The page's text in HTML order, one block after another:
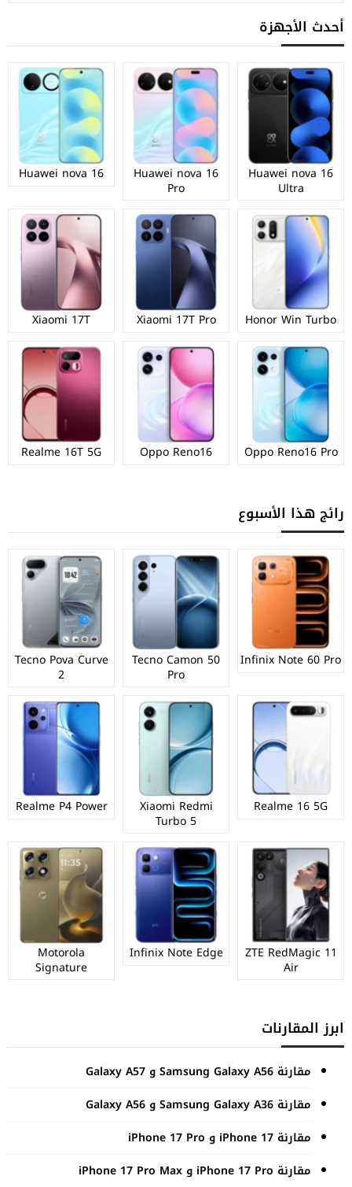
أحدث الأجهزة
Huawei nova 16
Ultra
Huawei nova 16
Pro
Huawei nova 16
Honor Win Turbo
Xiaomi 17T Pro
Xiaomi 17T
Oppo Reno16 Pro
Oppo Reno16
Realme 16T 5G
رائج هذا الأسبوع
Infinix Note 60 Pro
Tecno Camon 50
Pro
Tecno Pova Curve
2
Realme 16 5G
Xiaomi Redmi
Turbo 5
Realme P4 Power
ZTE RedMagic 11
Air
Infinix Note Edge
Motorola
Signature
ابرز المقارنات
مقارنة Samsung Galaxy A56 و Galaxy A57
مقارنة Samsung Galaxy A36 و Galaxy A56
مقارنة iPhone 17 و iPhone 17 Pro
مقارنة iPhone 17 Pro و iPhone 17 Pro Max